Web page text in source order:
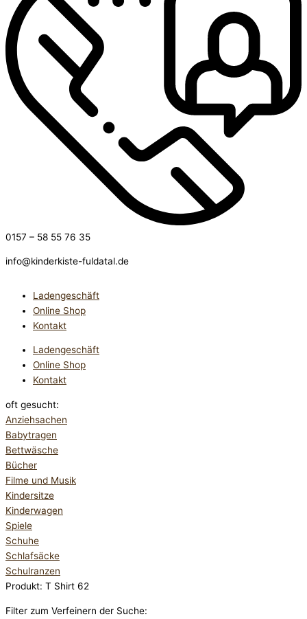
0157 – 58 55 76 35
info@kinderkiste-fuldatal.de
Ladengeschäft
Online Shop
Kontakt
Ladengeschäft
Online Shop
Kontakt
oft gesucht:
Anziehsachen
Babytragen
Bettwäsche
Bücher
Filme und Musik
Kindersitze
Kinderwagen
Spiele
Schuhe
Schlafsäcke
Schulranzen
Produkt: T Shirt 62
Filter zum Verfeinern der Suche: